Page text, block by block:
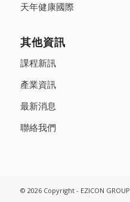
天年健康國際
其他資訊
課程新訊
產業資訊
最新消息
聯絡我們
© 2026 Copyright - EZICON GROUP